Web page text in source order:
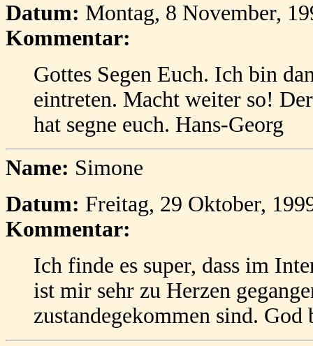
Datum: Montag, 8 November,
Kommentar:
Gottes Segen Euch. Ich bin
eintreten. Macht weiter so!
hat segne euch. Hans-Georg
Name: Simone
Datum: Freitag, 29 Oktober,
Kommentar:
Ich finde es super, dass im
ist mir sehr zu Herzen
zustandegekommen sind. God